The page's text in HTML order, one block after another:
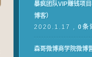
暴疯团队VIP赚钱项
博客）
2020.1.17 , 0条
森哥微博商学院微博